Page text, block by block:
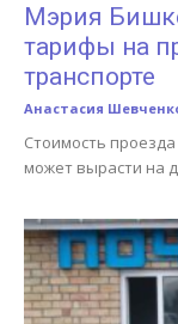
Мэрия
тарифы на
транспорте
Анастасия
Стоимость
может вырасти на